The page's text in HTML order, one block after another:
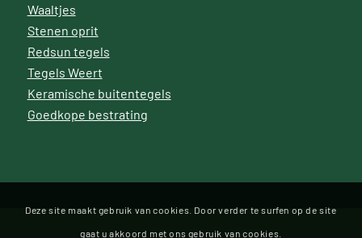
Waaltjes
Stenen oprit
Redsun tegels
Tegels Weert
Keramische buitentegels
Goedkope bestrating
Deze site maakt gebruik van cookies. Door verder te surfen op de site
gaat u akkoord met ons gebruik van cookies.